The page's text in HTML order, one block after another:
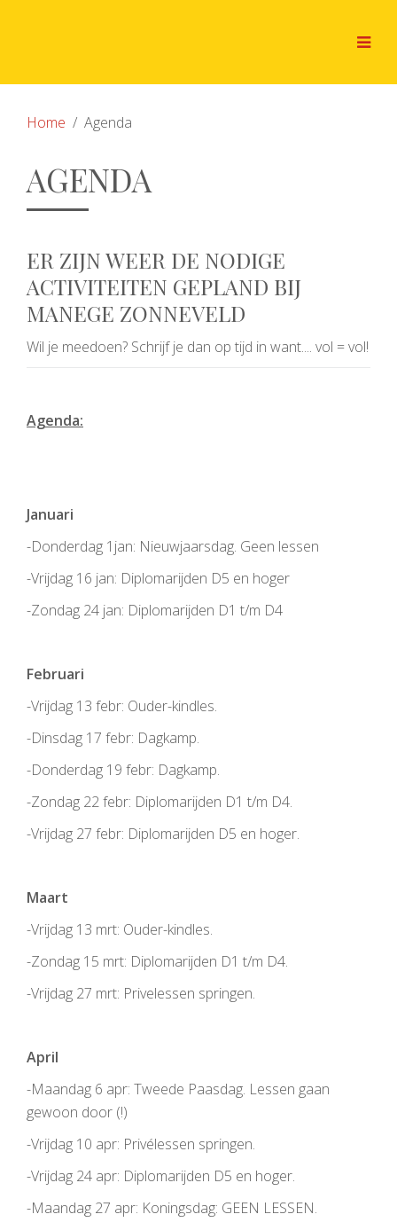
Home Agenda
AGENDA
ER ZIJN WEER DE NODIGE
ACTIVITEITEN GEPLAND BIJ
MANEGE ZONNEVELD
Wil je meedoen? Schrijf je dan op tijd in want.... vol = vol!
Agenda:
Januari
-Donderdag 1jan: Nieuwjaarsdag. Geen lessen
-Vrijdag 16 jan: Diplomarijden D5 en hoger
-Zondag 24 jan: Diplomarijden D1 t/m D4
Februari
-Vrijdag 13 febr: Ouder-kindles.
-Dinsdag 17 febr: Dagkamp.
-Donderdag 19 febr: Dagkamp.
-Zondag 22 febr: Diplomarijden D1 t/m D4.
-Vrijdag 27 febr: Diplomarijden D5 en hoger.
Maart
-Vrijdag 13 mrt: Ouder-kindles.
-Zondag 15 mrt: Diplomarijden D1 t/m D4.
-Vrijdag 27 mrt: Privelessen springen.
April
-Maandag 6 apr: Tweede Paasdag. Lessen gaan
gewoon door (!)
-Vrijdag 10 apr: Privélessen springen.
-Vrijdag 24 apr: Diplomarijden D5 en hoger.
-Maandag 27 apr: Koningsdag: GEEN LESSEN.